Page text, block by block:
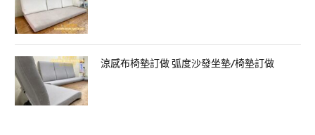
涼感布椅墊訂做 弧度沙發坐墊/椅墊訂做